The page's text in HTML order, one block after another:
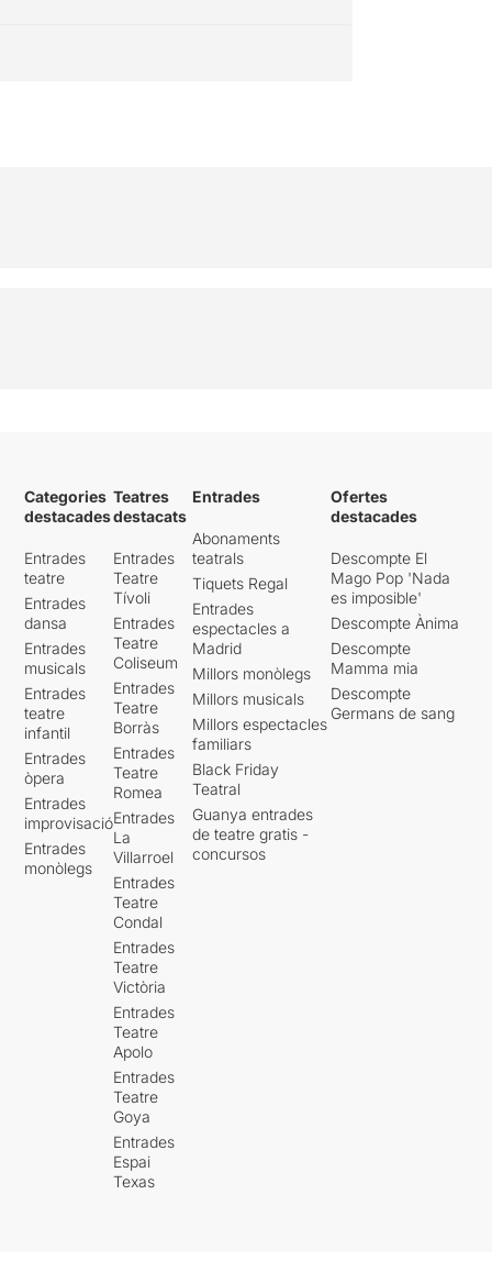
Categories
destacades
Entrades
teatre
Entrades
dansa
Entrades
musicals
Entrades
teatre
infantil
Entrades
òpera
Entrades
improvisació
Entrades
monòlegs
Teatres
destacats
Entrades
Teatre
Tívoli
Entrades
Teatre
Coliseum
Entrades
Teatre
Borràs
Entrades
Teatre
Romea
Entrades
La
Villarroel
Entrades
Teatre
Condal
Entrades
Teatre
Victòria
Entrades
Teatre
Apolo
Entrades
Teatre
Goya
Entrades
Espai
Texas
Entrades
Abonaments
teatrals
Tiquets Regal
Entrades
espectacles a
Madrid
Millors monòlegs
Millors musicals
Millors espectacles
familiars
Black Friday
Teatral
Guanya entrades
de teatre gratis -
concursos
Ofertes
destacades
Descompte El
Mago Pop 'Nada
es imposible'
Descompte Ànima
Descompte
Mamma mia
Descompte
Germans de sang